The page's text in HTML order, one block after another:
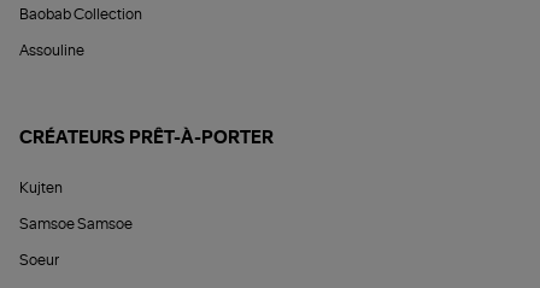
Baobab Collection
Assouline
CRÉATEURS PRÊT-À-PORTER
Kujten
Samsoe Samsoe
Soeur